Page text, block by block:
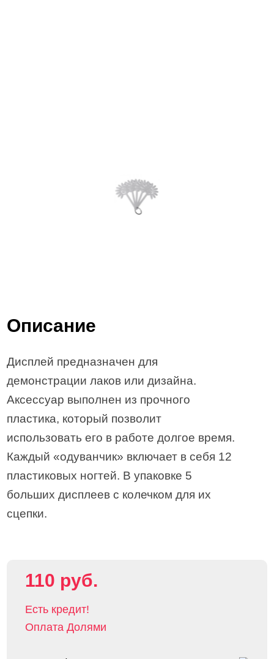
Описание
Дисплей предназначен для
демонстрации лаков или дизайна.
Аксессуар выполнен из прочного
пластика, который позволит
использовать его в работе долгое время.
Каждый «одуванчик» включает в себя 12
пластиковых ногтей. В упаковке 5
больших дисплеев с колечком для их
сцепки.
110 руб.
Есть кредит!
Оплата Долями